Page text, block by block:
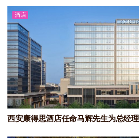
酒店
西安康得思酒店任命马辉先生为总经理